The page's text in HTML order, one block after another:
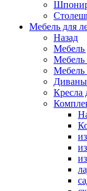
Мебель для
Назад
Мебель
Мебель
Мебель
Диваны
Кресла